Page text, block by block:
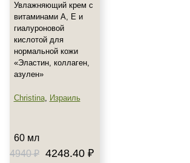
Увлажняющий крем c
витаминами А, Е и
гиалуроновой
кислотой для
нормальной кожи
«Эластин, коллаген,
азулен»
Christina, Израиль
60 мл
4940 ₽ 4248.40 ₽